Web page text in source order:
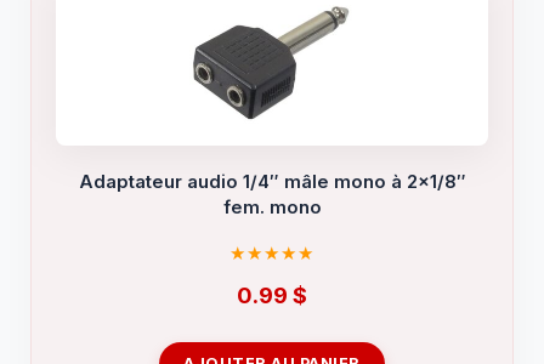
Adaptateur audio 1/4″ mâle mono à 2×1/8″
fem. mono
0.99 $